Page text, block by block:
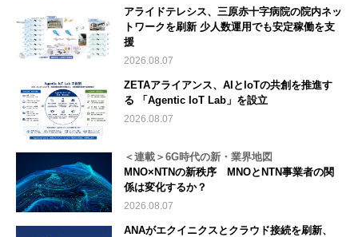
アライドテレシス、三原赤十字病院の院内ネッ
トワークを刷新 少人数運用でも安定稼働を支
援
2026.08.07
ZETAアライアンス、AIとIoTの共創を推進す
る 「Agentic IoT Lab」を設立
2026.08.07
＜連載＞6G時代の新・業界地図
MNO×NTNの新秩序 MNOとNTN事業者の関
係は変化するか？
2026.08.07
ANAがエクイニクスとクラウド接続を刷新、